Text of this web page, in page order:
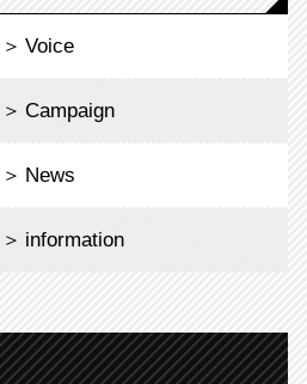
Voice
Campaign
News
information